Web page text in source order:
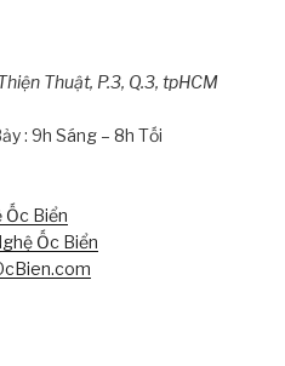
Thuật, P.3, Q.3, tpHCM
: 9h Sáng – 8h Tối
Ốc Biển
Ốc Biển